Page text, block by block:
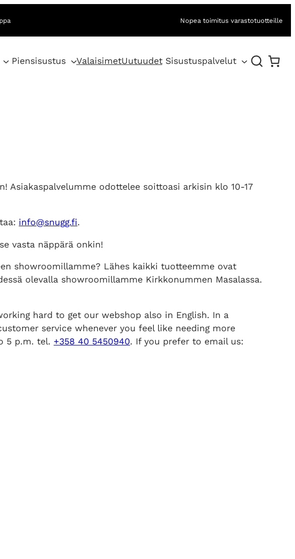
Nopea toimitus varastotuotteille
Piensisustus ValaisimetUutuudet Sisustuspalvelut
Asiakaspalvelumme odottelee soittoasi arkisin klo 10-17
info@snugg.fi.
vasta näppärä onkin!
showroomillamme? Lähes kaikki tuotteemme ovat
olevalla showroomillamme Kirkkonummen Masalassa.
hard to get our webshop also in English. In a
service whenever you feel like needing more
5 p.m. tel. +358 40 5450940. If you prefer to email us: